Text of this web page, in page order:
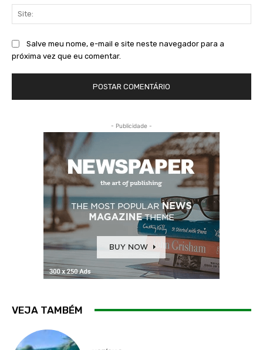
Salve meu nome, e-mail e site neste navegador para a
próxima vez que eu comentar.
- Publicidade -
VEJA TAMBÉM